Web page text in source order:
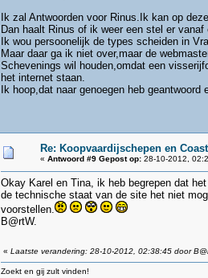
Ik zal Antwoorden voor Rinus.Ik kan op
Dan haalt Rinus of ik weer een stel er
Ik wou persoonelijk de types scheiden in
Maar daar ga ik niet over,maar de
Schevenings wil houden,omdat een
het internet staan.
Ik hoop,dat naar genoegen heb
Re: Koopvaardijschepen en
« Antwoord #9 Gepost op: 28-10-2012,
Okay Karel en Tina, ik heb begrepen dat
de technische staat van de site het niet
voorstellen.
B@rtW.
« Laatste verandering: 28-10-2012, 02:38:45 door
Zoekt en gij zult vinden!